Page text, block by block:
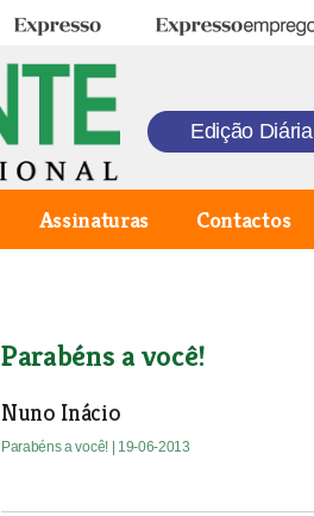
Expresso Expresso Emprego
Edição Diária
Assinaturas Contactos
Parabéns a você!
Nuno Inácio
Parabéns a você! | 19-06-2013